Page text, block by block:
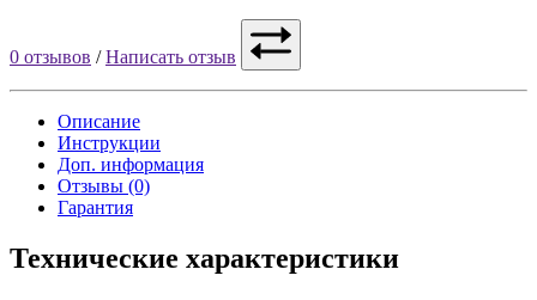
0 отзывов /Написать отзыв
Описание
Инструкции
Доп. информация
Отзывы (0)
Гарантия
Технические характеристики